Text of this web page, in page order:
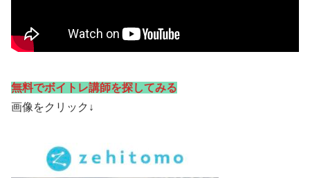
無料でボイトレ講師を探してみる
画像をクリック↓